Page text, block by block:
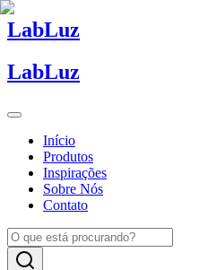
LabLuz
LabLuz
Início
Produtos
Inspirações
Sobre Nós
Contato